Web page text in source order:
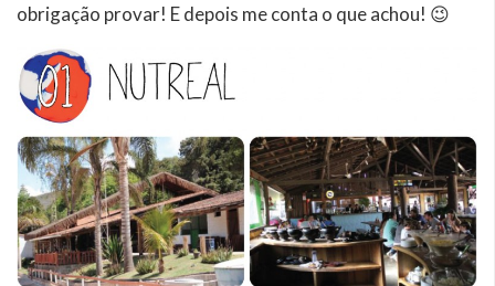
obrigação provar! E depois me conta o que achou! 😉